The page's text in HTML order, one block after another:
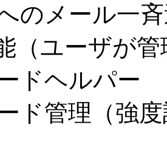
のメール一
（ユーザが
ドヘルパー
ド管理（強